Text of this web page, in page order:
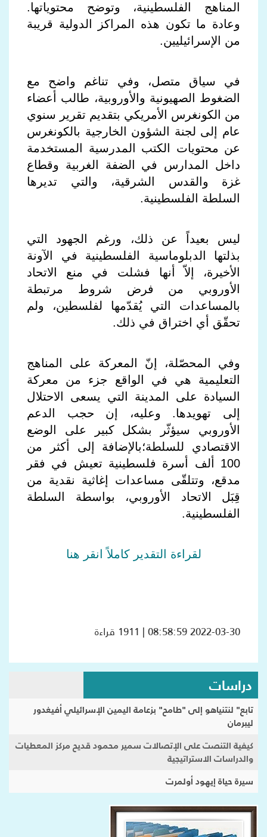
المناهج الفلسطينية، وتوضح محتوياتها.
وعادة ما تكون هذه المراكز الدولية قريبة
من الإسرائيليين.
في سياق متصل، وفي تناغم واضح مع
الضغوط الصهيونية والأوروبية، طالب أعضاء
من الكونغرس الأمريكي بتقديم تقرير سنوي
عام إلى لجنة الشؤون الخارجية بالكونغرس
عن محتويات الكتب المدرسية المستخدمة
داخل المدارس في الضفة الغربية وقطاع
غزة والقدس الشرقية، والتي تديرها
السلطة الفلسطينية.
ليس بعيداً عن ذلك، ورغم الجهود التي
بذلتها الدبلوماسية الفلسطينية في الآونة
الأخيرة، إلاّ أنها فشلت في منع الاتحاد
الأوروبي من فرض شروط مرتبطة
بالمساعدات التي يُقدّمها لفلسطين، ولم
تحقّق أي اختراق في ذلك.
وفي المحصّلة، إنّ المعركة على المناهج
التعليمية هي في الواقع جزء من معركة
السيادة على المدينة التي يسعى الاحتلال
إلى تهويدها. وعليه، إن حجب الدعم
الأوروبي سيؤثّر بشكل كبير على الوضع
الاقتصادي للسلطة؛بالإضافة إلى أكثر من
100 ألف أسرة فلسطينية تعيش في فقر
مدقع، وتتلقّى مساعدات إغاثية نقدية من
قِبَل الاتحاد الأوروبي، بواسطة السلطة
الفلسطينية.
لقراءة التقدير كاملاً انقر هنا​
2022-03-30 08:58:59 | 1911 قراءة
دراسات
تابع" لنتنياهو إلى "طامح" بزعامة اليمين الإسرائيلي أفيغدور
ليبرمان
كيفية التنصت على الإتصالات سمير محمود قديح مركز المعطيات
والدراسات الاستراتيجية
سيرة حياة إيهود أولمرت